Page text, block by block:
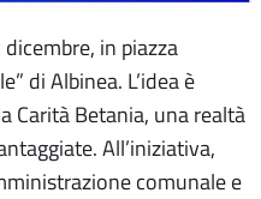
in piazza
di Albinea. L’idea è
Carità Betania, una realtà
All’iniziativa,
comunale e